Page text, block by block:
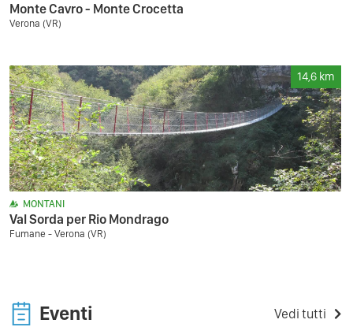
Monte Cavro - Monte Crocetta
Verona (VR)
14,6 km
MONTANI
Val Sorda per Rio Mondrago
Fumane - Verona (VR)
Eventi Vedi tutti